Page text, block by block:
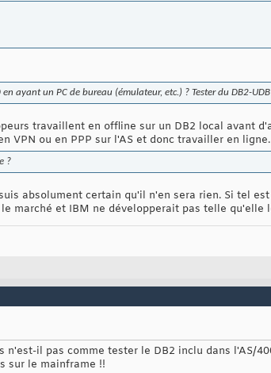
ayant un PC de bureau (émulateur, etc.) ? Tester du DB2-
travaillent en offline sur un DB2 local avant
VPN ou en PPP sur l'AS et donc travailler en ligne.
?
absolument certain qu'il n'en sera rien. Si tel
marché et IBM ne développerait pas telle qu'elle
n'est-il pas comme tester le DB2 inclu dans l'AS/
sur le mainframe !!